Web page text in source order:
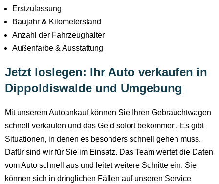
Erstzulassung
Baujahr & Kilometerstand
Anzahl der Fahrzeughalter
Außenfarbe & Ausstattung
Jetzt loslegen: Ihr Auto verkaufen in
Dippoldiswalde und Umgebung
Mit unserem Autoankauf können Sie Ihren Gebrauchtwagen
schnell verkaufen und das Geld sofort bekommen. Es gibt
Situationen, in denen es besonders schnell gehen muss.
Dafür sind wir für Sie im Einsatz. Das Team wertet die Daten
vom Auto schnell aus und leitet weitere Schritte ein. Sie
können sich in dringlichen Fällen auf unseren Service